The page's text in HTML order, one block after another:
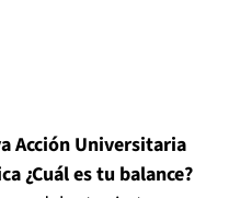
Acción Universitaria
¿Cuál es tu balance?